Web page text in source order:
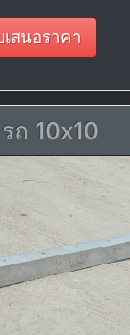
สนอราคา
ถ 10x10